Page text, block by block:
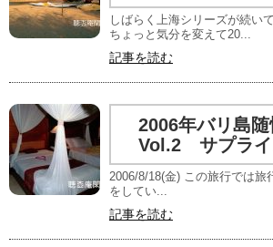
しばらく上海シリーズが続い
ちょっと気分を変えて20...
記事を読む
2006年バリ島
Vol.2 サプライ
2006/8/18(金) この旅行では旅
をしてい...
記事を読む